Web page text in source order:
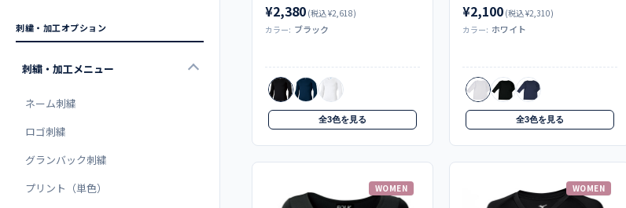
¥2,380 (税込 ¥2,618)
カラー: ブラック
全3色を見る
¥2,100 (税込 ¥2,310)
カラー: ホワイト
全3色を見る
WOMEN WOMEN
刺繍・加工オプション
刺繍・加工メニュー
ネーム刺繍
ロゴ刺繍
グランバック刺繍
プリント（単色）